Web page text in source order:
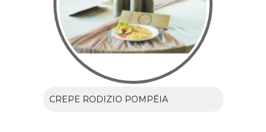
CREPE RODIZIO POMPÉIA